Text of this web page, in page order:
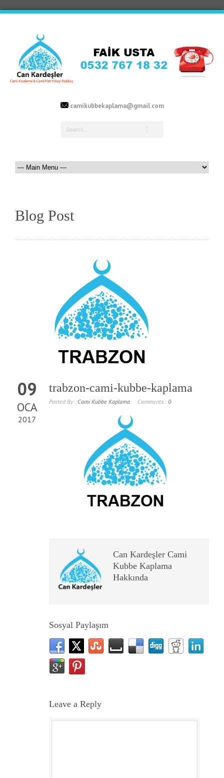
camikubbekaplama@gmail.com
Blog Post
09
OCA
2017
trabzon-cami-kubbe-kaplama
Posted By : Cami Kubbe Kaplama Comments : 0
Can Kardeşler Cami
Kubbe Kaplama
Hakkında
Sosyal Paylaşım
Leave a Reply